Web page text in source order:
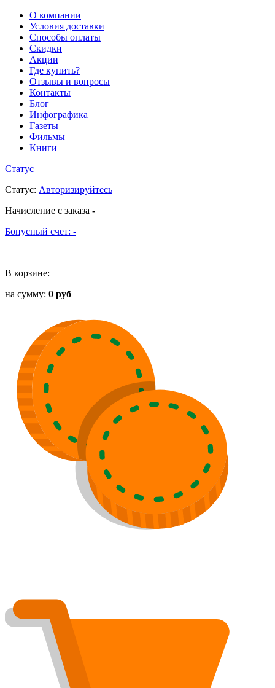
О компании
Условия доставки
Способы оплаты
Скидки
Акции
Где купить?
Отзывы и вопросы
Контакты
Блог
Инфографика
Газеты
Фильмы
Книги
Статус
Статус: Авторизируйтесь
Начисление с заказа -
Бонусный счет: -
В корзине:
на сумму: 0 руб